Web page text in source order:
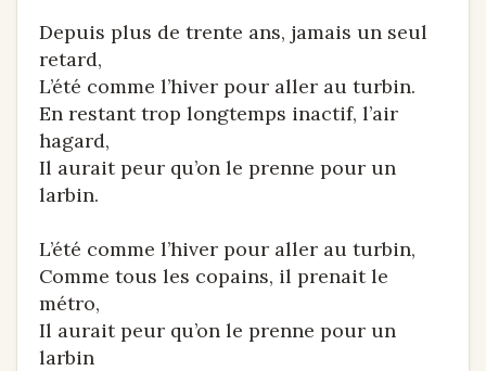
Depuis plus de trente ans, jamais un seul
retard,
L’été comme l’hiver pour aller au turbin.
En restant trop longtemps inactif, l’air
hagard,
Il aurait peur qu’on le prenne pour un
larbin.
L’été comme l’hiver pour aller au turbin,
Comme tous les copains, il prenait le
métro,
Il aurait peur qu’on le prenne pour un
larbin